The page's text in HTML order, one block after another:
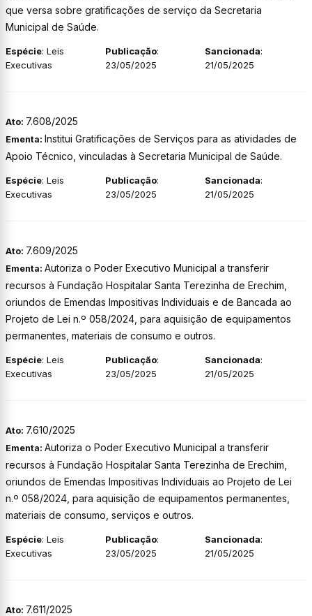
que versa sobre gratificações de serviço da Secretaria
Municipal de Saúde.
Espécie: Leis
Executivas
Publicação:
23/05/2025
Sancionada:
21/05/2025
Ato: 7.608/2025
Ementa: Institui Gratificações de Serviços para as atividades de
Apoio Técnico, vinculadas à Secretaria Municipal de Saúde.
Espécie: Leis
Executivas
Publicação:
23/05/2025
Sancionada:
21/05/2025
Ato: 7.609/2025
Ementa: Autoriza o Poder Executivo Municipal a transferir
recursos à Fundação Hospitalar Santa Terezinha de Erechim,
oriundos de Emendas Impositivas Individuais e de Bancada ao
Projeto de Lei n.º 058/2024, para aquisição de equipamentos
permanentes, materiais de consumo e outros.
Espécie: Leis
Executivas
Publicação:
23/05/2025
Sancionada:
21/05/2025
Ato: 7.610/2025
Ementa: Autoriza o Poder Executivo Municipal a transferir
recursos à Fundação Hospitalar Santa Terezinha de Erechim,
oriundos de Emendas Impositivas Individuais ao Projeto de Lei
n.º 058/2024, para aquisição de equipamentos permanentes,
materiais de consumo, serviços e outros.
Espécie: Leis
Executivas
Publicação:
23/05/2025
Sancionada:
21/05/2025
Ato: 7.611/2025